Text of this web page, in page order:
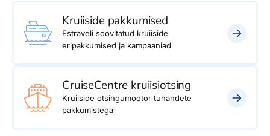
Kruiiside pakkumised
Estraveli soovitatud kruiiside
eripakkumised ja kampaaniad
CruiseCentre kruiisiotsing
Kruiiside otsingumootor tuhandete
pakkumistega